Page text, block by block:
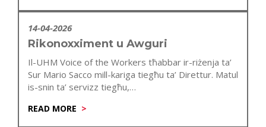
14-04-2026
Rikonoxximent u Awguri
Il-UHM Voice of the Workers tħabbar ir-riżenja ta’
Sur Mario Sacco mill-kariga tiegħu ta’ Direttur. Matul
is-snin ta’ servizz tiegħu,…
READ MORE